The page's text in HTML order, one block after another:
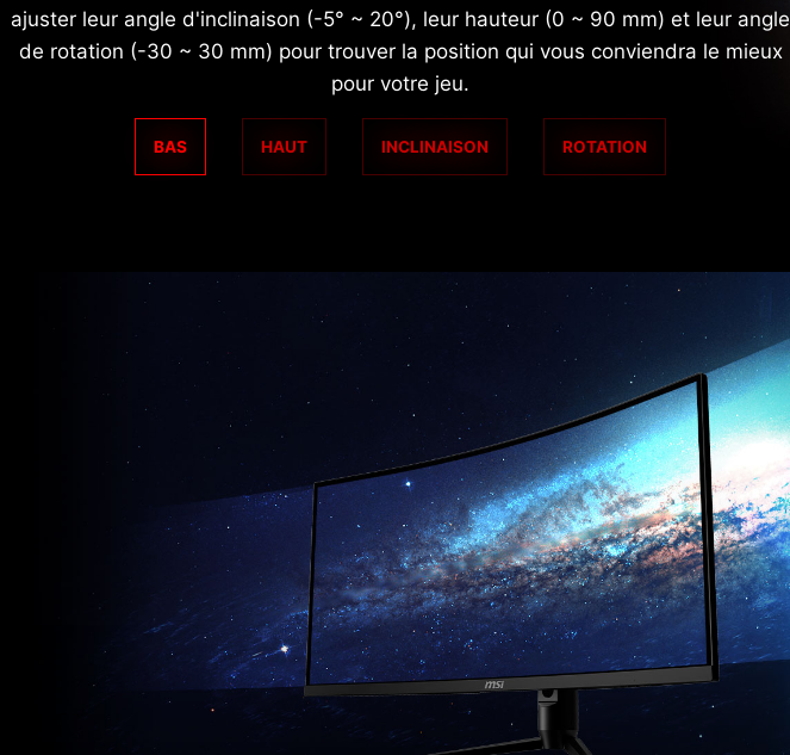
ajuster leur angle d'inclinaison (-5° ~ 20°), leur hauteur (0 ~ 90 mm) et leur angle
de rotation (-30 ~ 30 mm) pour trouver la position qui vous conviendra le mieux
pour votre jeu.
BAS HAUT INCLINAISON ROTATION